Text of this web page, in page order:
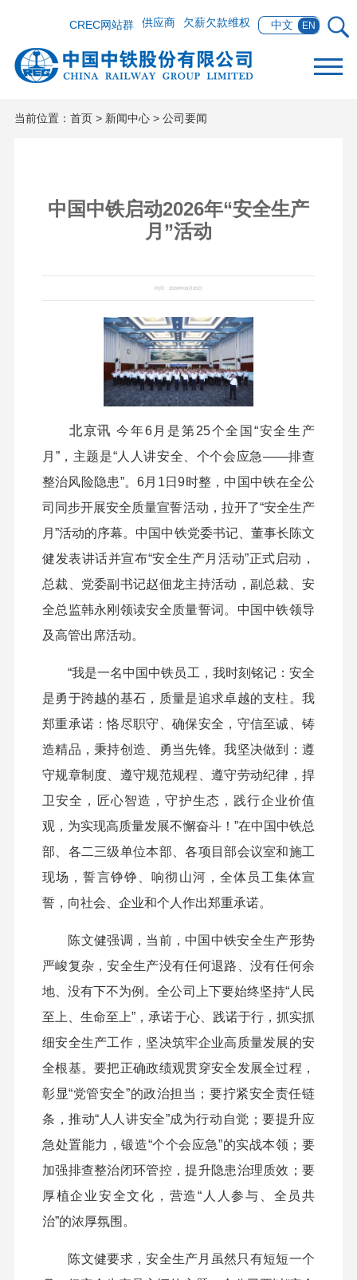
中文 EN
欠薪欠款维权
供应商
CREC网站群
当前位置： 首页> 新闻中心> 公司要闻
中国中铁启动2026年“安全生产
月”活动
时间：2026年06月05日
北京讯 今年6月是第25个全国“安全生产
月”，主题是“人人讲安全、个个会应急——排查
整治风险隐患”。6月1日9时整，中国中铁在全公
司同步开展安全质量宣誓活动，拉开了“安全生产
月”活动的序幕。中国中铁党委书记、董事长陈文
健发表讲话并宣布“安全生产月活动”正式启动，
总裁、党委副书记赵佃龙主持活动，副总裁、安
全总监韩永刚领读安全质量誓词。中国中铁领导
及高管出席活动。
“我是一名中国中铁员工，我时刻铭记：安全
是勇于跨越的基石，质量是追求卓越的支柱。我
郑重承诺：恪尽职守、确保安全，守信至诚、铸
造精品，秉持创造、勇当先锋。我坚决做到：遵
守规章制度、遵守规范规程、遵守劳动纪律，捍
卫安全，匠心智造，守护生态，践行企业价值
观，为实现高质量发展不懈奋斗！”在中国中铁总
部、各二三级单位本部、各项目部会议室和施工
现场，誓言铮铮、响彻山河，全体员工集体宣
誓，向社会、企业和个人作出郑重承诺。
陈文健强调，当前，中国中铁安全生产形势
严峻复杂，安全生产没有任何退路、没有任何余
地、没有下不为例。全公司上下要始终坚持“人民
至上、生命至上”，承诺于心、践诺于行，抓实抓
细安全生产工作，坚决筑牢企业高质量发展的安
全根基。要把正确政绩观贯穿安全发展全过程，
彰显“党管安全”的政治担当；要拧紧安全责任链
条，推动“人人讲安全”成为行动自觉；要提升应
急处置能力，锻造“个个会应急”的实战本领；要
加强排查整治闭环管控，提升隐患治理质效；要
厚植企业安全文化，营造“人人参与、全员共
治”的浓厚氛围。
陈文健要求，安全生产月虽然只有短短一个